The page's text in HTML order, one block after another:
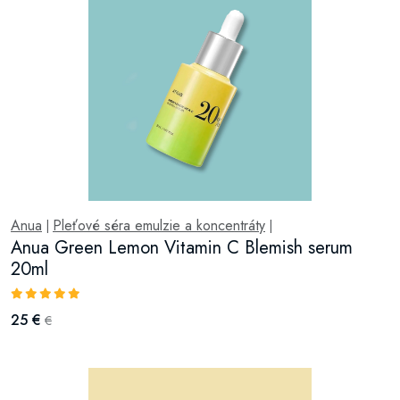
Anua Pleťové séra emulzie a koncentráty
Anua Green Lemon Vitamin C Blemish serum
20ml
25 € €